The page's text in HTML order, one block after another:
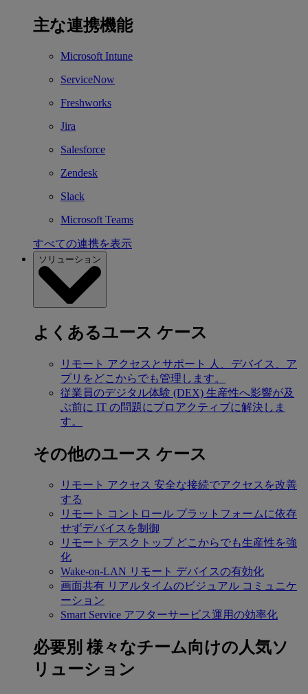
主な連携機能
Microsoft Intune
ServiceNow
Freshworks
Jira
Salesforce
Zendesk
Slack
Microsoft Teams
すべての連携を表示
ソリューション
よくあるユース ケース
リモート アクセスとサポート
人、デバイス、ア
プリをどこからでも管理します。
従業員のデジタル体験 (DEX) 生産性へ影響が及
ぶ前に IT の問題にプロアクティブに解決しま
す。
その他のユース ケース
リモート アクセス 安全な接続でアクセスを改善
する
リモート コントロール プラットフォームに依存
せずデバイスを制御
リモート デスクトップ どこからでも生産性を強
化
Wake-on-LAN リモート デバイスの有効化
画面共有 リアルタイムのビジュアル コミュニケ
ーション
Smart Service アフターサービス運用の効率化
必要別 様々なチーム向けの人気ソ
リューション